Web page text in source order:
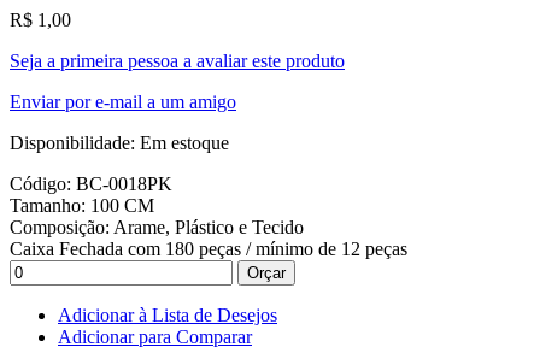
R$ 1,00
Seja a primeira pessoa a avaliar este produto
Enviar por e-mail a um amigo
Disponibilidade: Em estoque
Código: BC-0018PK
Tamanho: 100 CM
Composição: Arame, Plástico e Tecido
Caixa Fechada com 180 peças / mínimo de 12 peças
Orçar
Adicionar à Lista de Desejos
Adicionar para Comparar